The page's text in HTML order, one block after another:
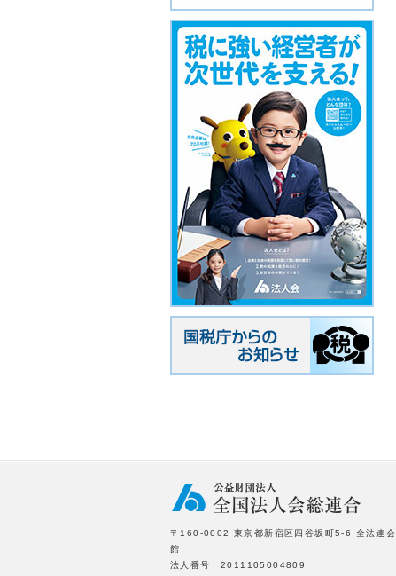
〒160-0002 東京都新宿区四谷坂町5-6 全法連会
館
法人番号 2011105004809